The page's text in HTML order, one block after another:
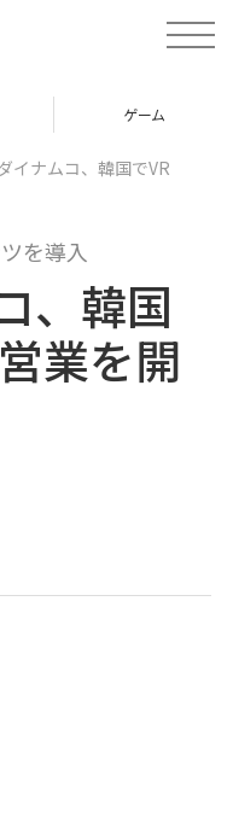
t
o
ゲーム
イナムコ、韓国でVR
を導入
、韓国
業を開